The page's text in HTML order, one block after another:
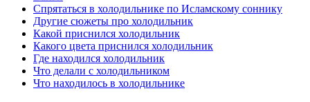
Спрятаться в холодильнике по Исламскому соннику
Другие сюжеты про холодильник
Какой приснился холодильник
Какого цвета приснился холодильник
Где находился холодильник
Что делали с холодильником
Что находилось в холодильнике